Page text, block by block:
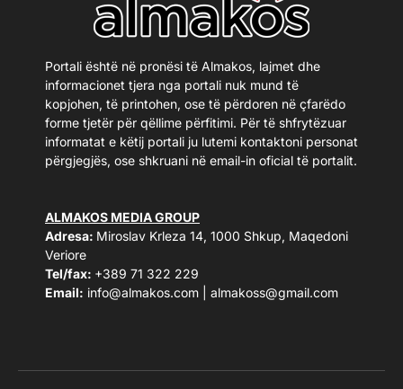
Portali është në pronësi të Almakos, lajmet dhe
informacionet tjera nga portali nuk mund të
kopjohen, të printohen, ose të përdoren në çfarëdo
forme tjetër për qëllime përfitimi. Për të shfrytëzuar
informatat e këtij portali ju lutemi kontaktoni personat
përgjegjës, ose shkruani në email-in oficial të portalit.
ALMAKOS MEDIA GROUP
Adresa: Miroslav Krleza 14, 1000 Shkup, Maqedoni
Veriore
Tel/fax: +389 71 322 229
Email: info@almakos.com almakoss@gmail.com